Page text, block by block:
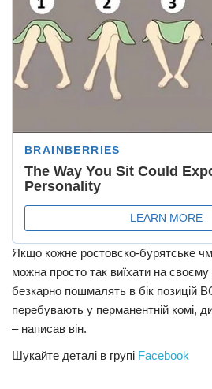
Якщо кожне ростовско-бурятське
можна просто так виїхати на
безкарно пошмалять в бік позицій
перебувають у перманентній комі,
– написав він.
Шукайте деталі в групі Facebook